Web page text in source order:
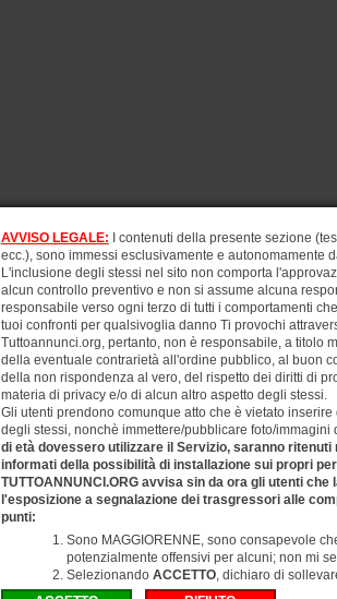
AVVISO LEGALE: I contenuti della presente sezione
ecc.), sono immessi esclusivamente e autonomamente
L'inclusione degli stessi nel sito non comporta
alcun controllo preventivo e non si assume alcuna
responsabile verso ogni terzo di tutti i comportamenti
tuoi confronti per qualsivoglia danno Ti provochi
Tuttoannunci.org, pertanto, non è responsabile, a titolo
della eventuale contrarietà all'ordine pubblico, al buon
della non rispondenza al vero, del rispetto dei diritti di
materia di privacy e/o di alcun altro aspetto degli stessi.
Gli utenti prendono comunque atto che è vietato
degli stessi, nonchè immettere/pubblicare foto/
di età dovessero utilizzare il Servizio, saranno
informati della possibilità di installazione sui propri
TUTTOANNUNCI.ORG avvisa sin da ora gli utenti
l'esposizione a segnalazione dei trasgressori alle
punti:
Sono MAGGIORENNE, sono consapevole
potenzialmente offensivi per alcuni; non mi
Selezionando ACCETTO, dichiaro di